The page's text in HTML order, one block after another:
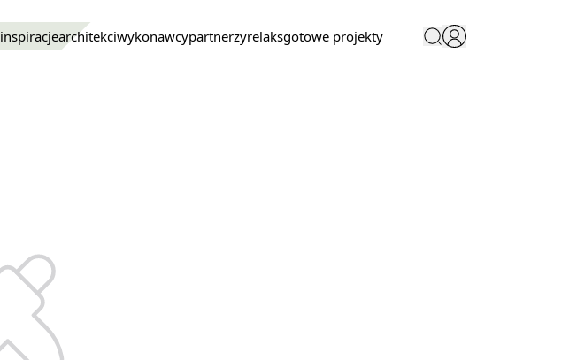
inspiracjearchitekciwykonawcypartnerzyrelaksgotowe projekty